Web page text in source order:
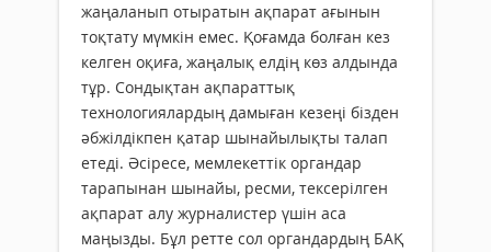
жаңаланып отыратын ақпарат ағынын
тоқтату мүмкін емес. Қоғамда болған кез
келген оқиға, жаңалық елдің көз алдында
тұр. Сондықтан ақпараттық
технологиялардың дамыған кезеңі бізден
әбжілдікпен қатар шынайы­лықты талап
етеді. Әсіресе, мем­лекеттік органдар
тарапынан шынайы, ресми, тексерілген
ақпарат алу журналистер үшін аса
маңызды. Бұл ретте сол органдардың БАҚ